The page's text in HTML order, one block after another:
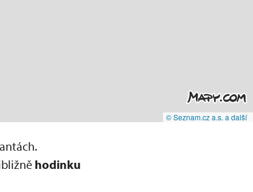
© Seznam.cz a.s. a další
hodinku